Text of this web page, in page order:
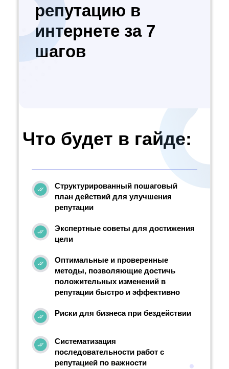
репутацию в
интернете за 7
шагов
Что будет в гайде:
Структурированный пошаговый
план действий для улучшения
репутации
Экспертные советы для достижения
цели
Оптимальные и проверенные
методы, позволяющие достичь
положительных изменений в
репутации быстро и эффективно
Риски для бизнеса при бездействии
Систематизация
последовательности работ с
репутацией по важности